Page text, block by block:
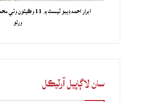
ابرار احمد ڊيبو ٽيسٽ ۾
ورتو
سان لاڳاپيل آرٽيڪل